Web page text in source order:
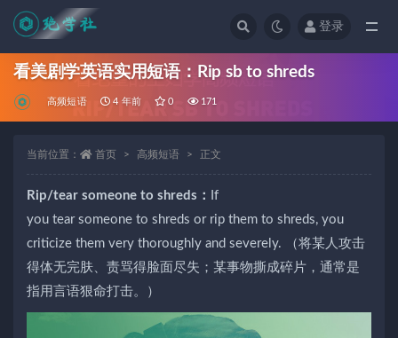
登录
看美剧学英语实用短语：Rip sb to shreds
高频短语 4 年前 0 171
当前位置： 首页 高频短语 正文
Rip/tear someone to shreds：
If
you tearsomeone to shreds or rip them to shreds, you
criticize them very thoroughly and severely. （将某人攻击
得体无完肤、责骂得脸面尽失；某事物撕成碎片，通常是
指用言语狠命打击。）